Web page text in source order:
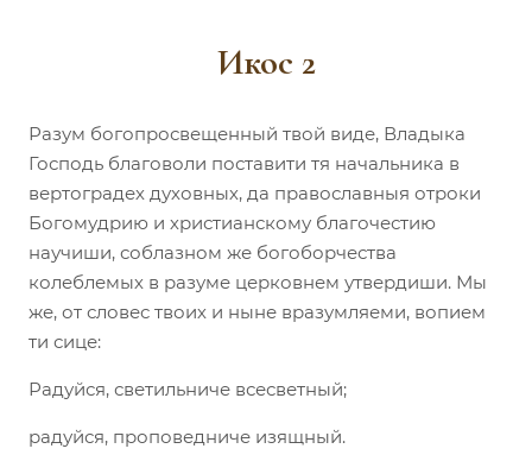
Икос 2
Разум богопросвещенный твой виде, Владыка
Господь благоволи поставити тя начальника в
вертоградех духовных, да православныя отроки
Богомудрию и христианскому благочестию
научиши, соблазном же богоборчества
колеблемых в разуме церковнем утвердиши. Мы
же, от словес твоих и ныне вразумляеми, вопием
ти сице:
Радуйся, светильниче всесветный;
радуйся, проповедниче изящный.